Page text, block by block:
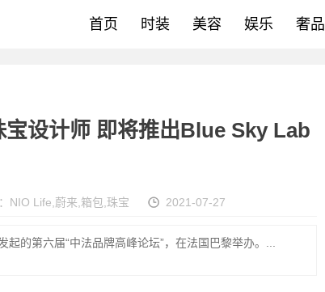
首页 时装 美容 娱乐 奢品
设计师 即将推出Blue Sky Lab
NIO Life 蔚来 箱包 珠宝 2021-07-27
的第六届“中法品牌高峰论坛”，在法国巴黎举办。...